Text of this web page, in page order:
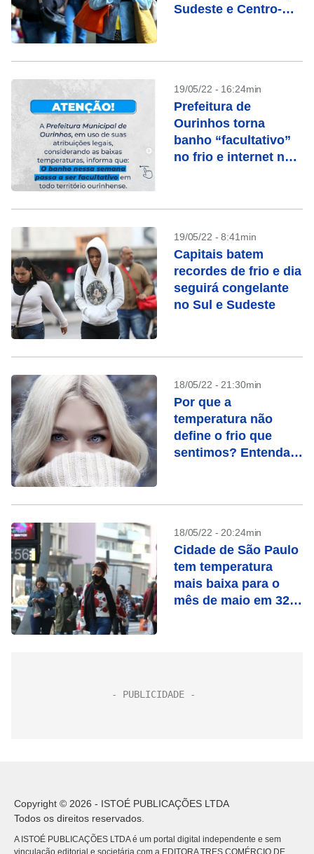
Sudeste e Centro-
19/05/22 - 16:24min
Prefeitura de
Ourinhos torna
banho “facultativo”
no frio e internet não
19/05/22 - 8:41min
Capitais batem
recordes de frio e dia
seguirá congelante
no Sul e Sudeste
18/05/22 - 21:30min
Por que a
temperatura não
define o frio que
sentimos? Entenda a
18/05/22 - 20:24min
Cidade de São Paulo
tem temperatura
mais baixa para o
mês de maio em 32
Copyright © 2026 - ISTOÉ PUBLICAÇÕES LTDA
Todos os direitos reservados.
A ISTOÉ PUBLICAÇÕES LTDA é um portal digital independente e sem
vinculação editorial e societária com a EDITORA TRES COMÉRCIO DE